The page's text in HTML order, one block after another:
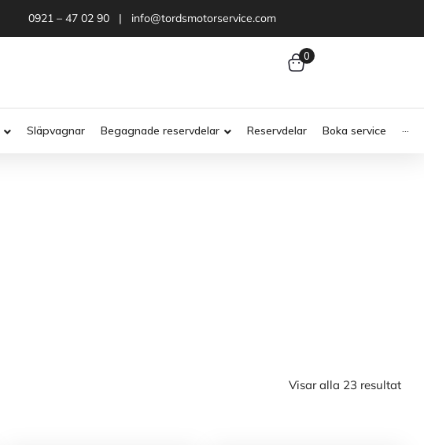
0921 – 47 02 90 | info@tordsmotorservice.com
0
Släpvagnar Begagnade reservdelar Reservdelar Boka service ···
Visar alla 23 resultat